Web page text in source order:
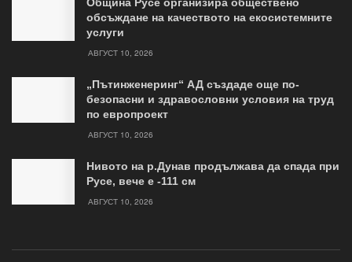
Община Русе организира обществено
обсъждане на качеството на екосистемните
услуги
АВГУСТ 10, 2026
„Пътинженеринг“ АД създаде още по-
безопасни и здравословни условия на труд
по европроект
АВГУСТ 10, 2026
Нивото на р.Дунав продължава да спада при
Русе, вече е -111 см
АВГУСТ 10, 2026